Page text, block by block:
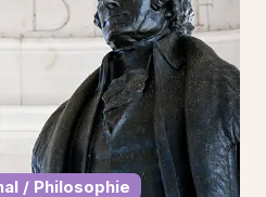
/ Philosophie